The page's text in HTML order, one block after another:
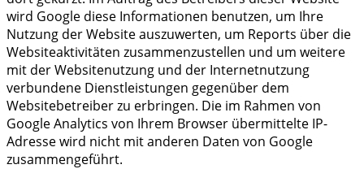
wird Google diese Informationen benutzen, um Ihre
Nutzung der Website auszuwerten, um Reports über die
Websiteaktivitäten zusammenzustellen und um weitere
mit der Websitenutzung und der Internetnutzung
verbundene Dienstleistungen gegenüber dem
Websitebetreiber zu erbringen. Die im Rahmen von
Google Analytics von Ihrem Browser übermittelte IP-
Adresse wird nicht mit anderen Daten von Google
zusammengeführt.